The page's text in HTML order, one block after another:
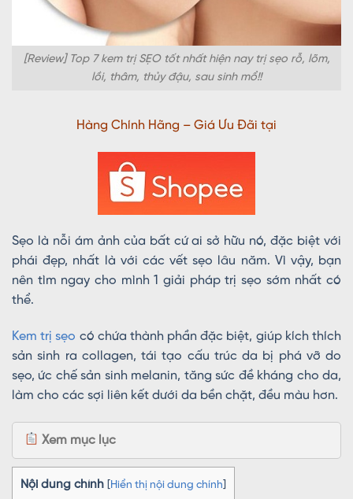
[Review] Top 7 kem trị SẸO tốt nhất hiện nay trị sẹo rỗ, lõm,
lồi, thâm, thủy đậu, sau sinh mổ!!
Hàng Chính Hãng – Giá Ưu Đãi tại
Sẹo là nỗi ám ảnh của bất cứ ai sở hữu nó, đặc biệt với
phái đẹp, nhất là với các vết sẹo lâu năm. Vì vậy, bạn
nên tìm ngay cho mình 1 giải pháp trị sẹo sớm nhất có
thể.
Kem trị sẹo có chứa thành phần đặc biệt, giúp kích thích
sản sinh ra collagen, tái tạo cấu trúc da bị phá vỡ do
sẹo, ức chế sản sinh melanin, tăng sức đề kháng cho da,
làm cho các sợi liên kết dưới da bền chặt, đều màu hơn.
Xem mục lục
Nội dung chính [ Hiển thị nội dung chính]